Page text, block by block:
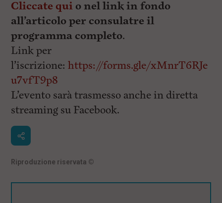
Cliccate qui o nel link in fondo
all’articolo per consulatre il
programma completo.
Link per
l’iscrizione:https://forms.gle/xMnrT6RJe
u7vfT9p8
L’evento sarà trasmesso anche in diretta
streaming su Facebook.
Riproduzione riservata ©